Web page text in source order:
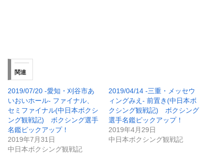
関連
2019/07/20 -愛知・刈谷市あ
いおいホール- ファイナル、
セミファイナル(中日本ボクシ
ング観戦記) ボクシング選手
名鑑ピックアップ！
2019年7月31日
中日本ボクシング観戦記
2019/04/14 -三重・メッセウ
ィングみえ- 前置き(中日本ボ
クシング観戦記) ボクシング
選手名鑑ピックアップ！
2019年4月29日
中日本ボクシング観戦記